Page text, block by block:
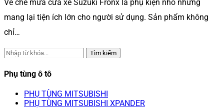
Vè che mưa cửa xe Suzuki Fronx là phụ kiện nhỏ nhưng
mang lại tiện ích lớn cho người sử dụng. Sản phẩm không
chỉ…
Tìm kiếm
Phụ tùng ô tô
PHỤ TÙNG MITSUBISHI
PHỤ TÙNG MITSUBISHI XPANDER